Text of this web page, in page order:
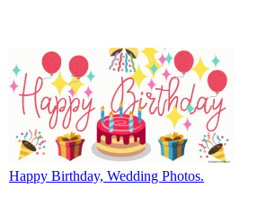
Happy Birthday, Wedding Photos.